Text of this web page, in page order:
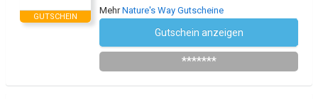
GUTSCHEIN
MehrNature's Way Gutscheine
Gutschein anzeigen
*******